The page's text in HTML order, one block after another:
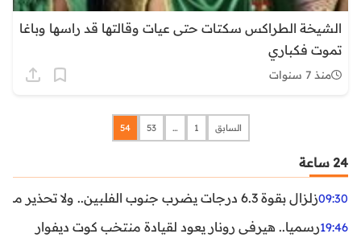
الشيخة الطراكس سكتات حتى عيات وقالتها قد راسها وباغا
تموت فكباري
منذ 7 سنوات
السابق 1
…
53
54
24 ساعة
09:30زلزال بقوة 6.3 درجات يضرب جنوب الفلبين.. ولا تحذير من تسونامي حتى الآن
19:46رسميا.. هيرفي رونار يعود لقيادة منتخب كوت ديفوار